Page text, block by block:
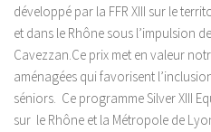
développé par la FFR XIII sur le
et dans le Rhône sous l’impulsion
Cavezzan.Ce prix met en valeur
aménagées qui favorisent
séniors. Ce programme Silver XIII
sur le Rhône et la Métropole de